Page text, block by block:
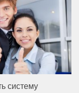
систему